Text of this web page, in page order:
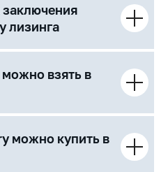
лизинга
взять в
можно купить в